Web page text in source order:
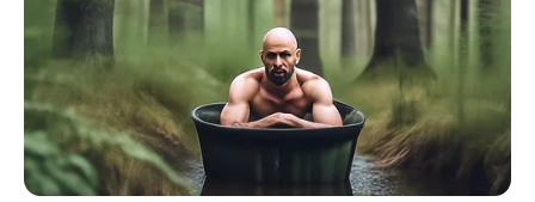
Πότε θα έρθει το ρεύμα στη Χαλκίδα;
Ακολουθήστε το evianews.com στοGoogle
News
ΤΑ ΠΙΟ ΔΗΜΟΦΙΛΗ